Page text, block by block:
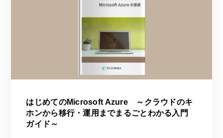
はじめてのMicrosoft Azure ～クラウドのキ
ホンから移行・運用までまるごとわかる入門
ガイド～